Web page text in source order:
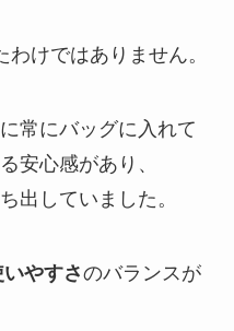
けではありません。
常にバッグに入れて
安心感があり、
出していました。
やすさのバランスが